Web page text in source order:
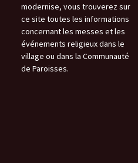
modernise, vous trouverez sur
ce site toutes les informations
concernant les messes et les
événements religieux dans le
village ou dans la Communauté
de Paroisses.